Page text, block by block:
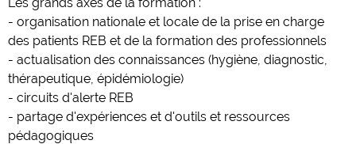
- organisation nationale et locale de la prise en charge
des patients REB et de la formation des professionnels
- actualisation des connaissances (hygiène, diagnostic,
thérapeutique, épidémiologie)
- circuits d'alerte REB
- partage d'expériences et d'outils et ressources
pédagogiques